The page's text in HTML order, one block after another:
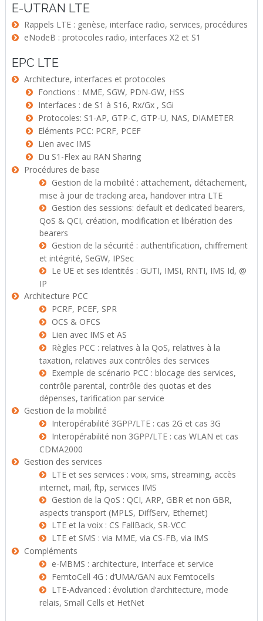
E-UTRAN LTE
Rappels LTE : genèse, interface radio, services, procédures
eNodeB : protocoles radio, interfaces X2 et S1
EPC LTE
Architecture, interfaces et protocoles
Fonctions : MME, SGW, PDN-GW, HSS
Interfaces : de S1 à S16, Rx/Gx , SGi
Protocoles: S1-AP, GTP-C, GTP-U, NAS, DIAMETER
Eléments PCC: PCRF, PCEF
Lien avec IMS
Du S1-Flex au RAN Sharing
Procédures de base
mise à jour de tracking area, handover intra LTE
QoS & QCI, création, modification et libération des
bearers
et intégrité, SeGW, IPSec
IP
Architecture PCC
PCRF, PCEF, SPR
OCS & OFCS
Lien avec IMS et AS
taxation, relatives aux contrôles des services
contrôle parental, contrôle des quotas et des
dépenses, tarification par service
Gestion de la mobilité
Interopérabilité 3GPP/LTE : cas 2G et cas 3G
CDMA2000
Gestion des services
internet, mail, ftp, services IMS
aspects transport (MPLS, DiffServ, Ethernet)
LTE et la voix : CS FallBack, SR-VCC
LTE et SMS : via MME, via CS-FB, via IMS
Compléments
e-MBMS : architecture, interface et service
FemtoCell 4G : d’UMA/GAN aux Femtocells
relais, Small Cells et HetNet